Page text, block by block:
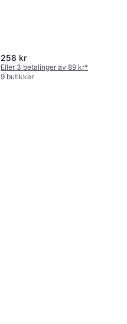
258 kr
Eller 3 betalinger av 89 kr*
9 butikker